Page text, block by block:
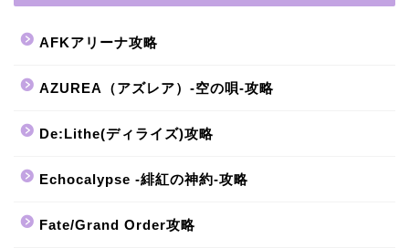
AFKアリーナ攻略
AZUREA（アズレア）-空の唄-攻略
De:Lithe(ディライズ)攻略
Echocalypse -緋紅の神約-攻略
Fate/Grand Order攻略